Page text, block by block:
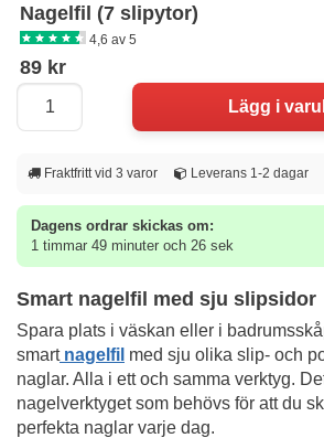
Nagelfil (7 slipytor)
4,6 av 5
89 kr
Fraktfritt vid 3 varor Leverans 1-2 dagar
Dagens ordrar skickas om:
1 timmar 49 minuter och 26 sek
Smart nagelfil med sju slipsidor
Spara plats i väskan eller i
smartnagelfil med sju olika slip- och
naglar. Alla i ett och samma verktyg.
nagelverktyget som behövs för att du
perfekta naglar varje dag.